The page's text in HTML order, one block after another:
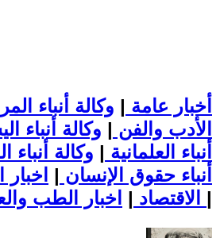
أخبار عامة | وكالة أنباء
الأدب والفن | وكالة أنباء
أنباء العلمانية | وكالة أنباء
أنباء حقوق الإنسان |
الاقتصاد | |